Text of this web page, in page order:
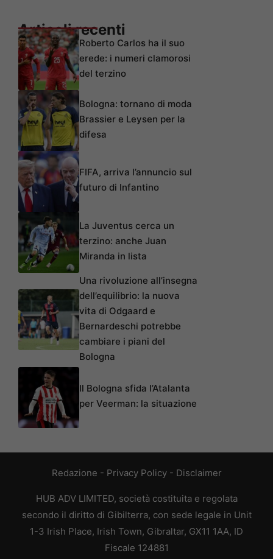
Articoli recenti
Roberto Carlos ha il suo
erede: i numeri clamorosi
del terzino
Bologna: tornano di moda
Brassier e Leysen per la
difesa
FIFA, arriva l’annuncio sul
futuro di Infantino
La Juventus cerca un
terzino: anche Juan
Miranda in lista
Una rivoluzione all’insegna
dell’equilibrio: la nuova
vita di Odgaard e
Bernardeschi potrebbe
cambiare i piani del
Bologna
Il Bologna sfida l’Atalanta
per Veerman: la situazione
Redazione - Privacy Policy- Disclaimer
HUB ADV LIMITED, società costituita e regolata
secondo il diritto di Gibilterra, con sede legale in Unit
1-3 Irish Place, Irish Town, Gibraltar, GX11 1AA, ID
Fiscale 124881